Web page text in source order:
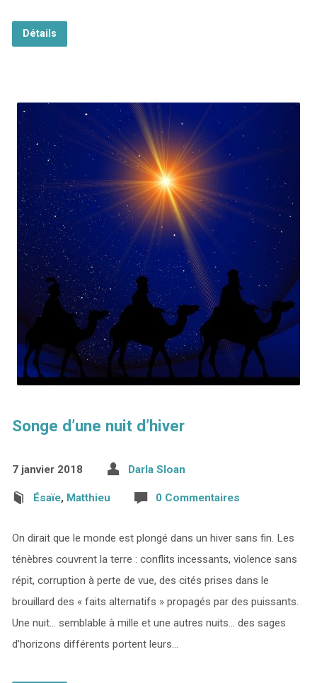
Détails
Songe d’une nuit d’hiver
7 janvier 2018 Darla Sloan
Ésaïe, Matthieu 0 Commentaires
On dirait que le monde est plongé dans un hiver sans fin. Les
ténèbres couvrent la terre : conflits incessants, violence sans
répit, corruption à perte de vue, des cités prises dans le
brouillard des « faits alternatifs » propagés par des puissants.
Une nuit… semblable à mille et une autres nuits… des sages
d’horizons différents portent leurs…